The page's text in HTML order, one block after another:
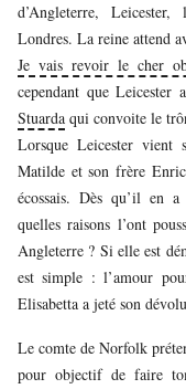
d’Angleterre,
Londres. La reine attend
Je vais revoir le cher
cependant que
Stuarda qui convoite le
Lorsque Leicester
Matilde et son frère
écossais. Dès qu’il en
quelles raisons l’ont
Angleterre ? Si elle est
est simple : l’amour
Elisabetta a jeté son
Le comte de Norfolk
pour objectif de faire